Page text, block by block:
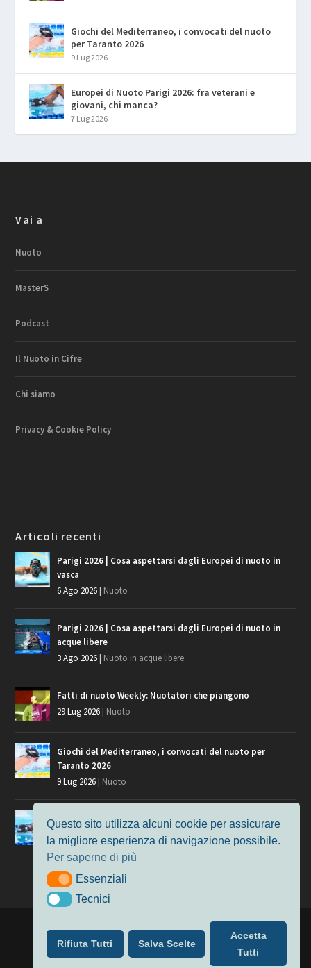
Giochi del Mediterraneo, i convocati del nuoto
per Taranto 2026
9 Lug 2026
Europei di Nuoto Parigi 2026: fra veterani e
giovani, chi manca?
7 Lug 2026
Vai a
Nuoto
MasterS
Podcast
Il Nuoto in Cifre
Chi siamo
Privacy & Cookie Policy
Articoli recenti
Parigi 2026 | Cosa aspettarsi dagli Europei di nuoto in
vasca
6 Ago 2026 Nuoto
Parigi 2026 | Cosa aspettarsi dagli Europei di nuoto in
acque libere
3 Ago 2026 Nuoto in acque libere
Fatti di nuoto Weekly: Nuotatori che piangono
29 Lug 2026 Nuoto
Giochi del Mediterraneo, i convocati del nuoto per
Taranto 2026
9 Lug 2026 Nuoto
Europei di Nuoto Parigi 2026: fra veterani e giovani, chi
manca?
7 Lug 2026
Nuoto
| Alimentato da
Nuoto
MasterS Podcast Il Nuoto in Cifre
Privacy & Cookie Policy
Questo sito utilizza alcuni cookie per assicurare
la migliore esperienza di navigazione possibile.
Per saperne di più
EssenzialiEssenziali
TecniciTecnici
Rifiuta Tutti Salva Scelte
Accetta
Tutti